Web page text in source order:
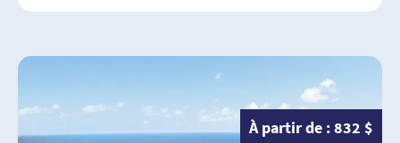
À partir de : 832 $